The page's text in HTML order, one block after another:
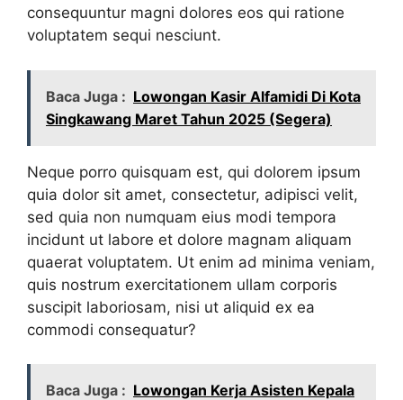
consequuntur magni dolores eos qui ratione
voluptatem sequi nesciunt.
Baca Juga : Lowongan Kasir Alfamidi Di Kota
Singkawang Maret Tahun 2025 (Segera)
Neque porro quisquam est, qui dolorem ipsum
quia dolor sit amet, consectetur, adipisci velit,
sed quia non numquam eius modi tempora
incidunt ut labore et dolore magnam aliquam
quaerat voluptatem. Ut enim ad minima veniam,
quis nostrum exercitationem ullam corporis
suscipit laboriosam, nisi ut aliquid ex ea
commodi consequatur?
Baca Juga : Lowongan Kerja Asisten Kepala